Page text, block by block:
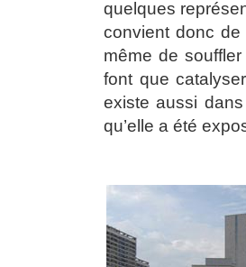
quelques
convient donc de
même de
font que
existe aussi
qu’elle a été